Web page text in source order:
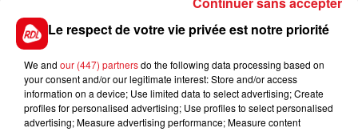
C2 : 6 - 11 - 1 - 2 - 10
C4 : 10 - 8 - 3 - 9 - 2
C5 : 2 - 7 - 1 - 4
Le respect de votre vie privée est notre priorité
We and our (447) partnersdo the following data processing based on
your consent and/or our legitimate interest: Store and/or access
information on a device; Use limited data to select advertising; Create
profiles for personalised advertising; Use profiles to select personalised
advertising; Measure advertising performance; Measure content